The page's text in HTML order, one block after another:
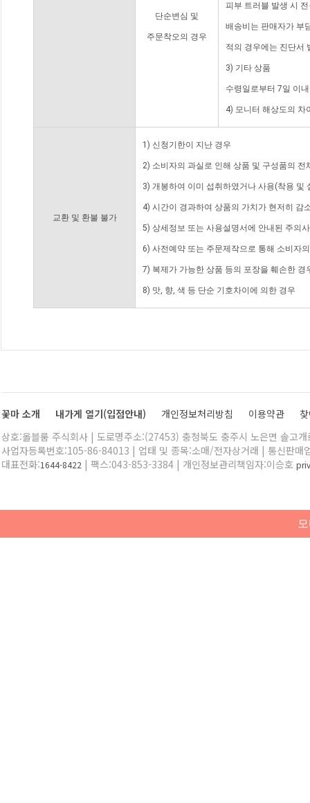
단순변심 및
주문착오의 경우
피부 트러블 발생 시
배송비는 판매자가 부
적의 경우에는 진단서
3) 기타 상품
수령일로부터 7일 이
4) 모니터 해상도의 차
교환 및 환불 불가
1) 신청기한이 지난 경우
2) 소비자의 과실로 인해 상품 및 구성품의
3) 개봉하여 이미 섭취하였거나 사용(착용 및
4) 시간이 경과하여 상품의 가치가 현저히 감
5) 상세정보 또는 사용설명서에 안내된 주의
6) 사전예약 또는 주문제작으로 통해 소비자
7) 복제가 가능한 상품 등의 포장을 훼손한 경
8) 맛, 향, 색 등 단순 기호차이에 의한 경우
꽃마 소개 내가게 열기(입점안내) 개인정보처리방침 이용약관
상호:올블룸 주식회사 | 도로명주소:(27453) 충청북도 충주시 노은면 솔고
사업자등록번호:105-86-84013 | 업태 및 종목:소매/전자상거래 | 통신판매
대표전화:1644-8422 | 팩스:043-853-3384 | 개인정보관리책임자:이승호